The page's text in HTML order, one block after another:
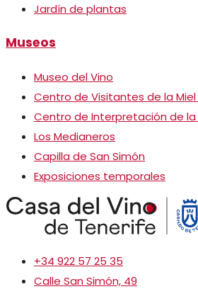
Jardín de plantas
Museos
Museo del Vino
Centro de Visitantes de la
Centro de Interpretación de la
Los Medianeros
Capilla de San Simón
Exposiciones temporales
+34 922 57 25 35
Calle San Simón, 49